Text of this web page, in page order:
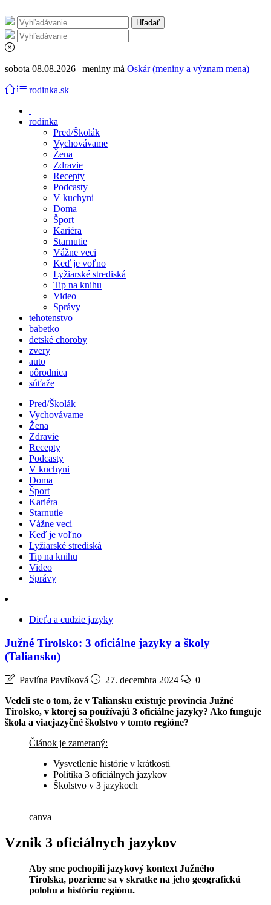
sobota 08.08.2026 | meniny má Oskár (meniny a význam mena)
rodinka.sk
rodinka
Pred/Školák
Vychovávame
Žena
Zdravie
Recepty
Podcasty
V kuchyni
Doma
Šport
Kariéra
Starnutie
Vážne veci
Keď je voľno
Lyžiarské strediská
Tip na knihu
Video
Správy
tehotenstvo
babetko
detské choroby
zvery
auto
pôrodnica
súťaže
Pred/Školák
Vychovávame
Žena
Zdravie
Recepty
Podcasty
V kuchyni
Doma
Šport
Kariéra
Starnutie
Vážne veci
Keď je voľno
Lyžiarské strediská
Tip na knihu
Video
Správy
Dieťa a cudzie jazyky
Južné Tirolsko: 3 oficiálne jazyky a školy
(Taliansko)
Pavlína Pavlíková 27. decembra 2024
0
Vedeli ste o tom, že v Taliansku existuje provincia Južné
Tirolsko, v ktorej sa používajú 3 oficiálne jazyky? Ako funguje
škola a viacjazyčné školstvo v tomto regióne?
Článok je zameraný:
Vysvetlenie histórie v krátkosti
Politika 3 oficiálnych jazykov
Školstvo v 3 jazykoch
canva
Vznik 3 oficiálnych jazykov
Aby sme pochopili jazykový kontext Južného
Tirolska, pozrieme sa v skratke na jeho geografickú
polohu a históriu regiónu.